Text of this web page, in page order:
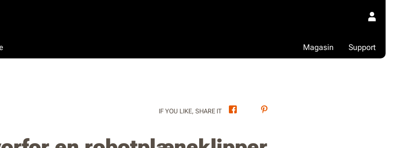
Support
Magasin
IF YOU LIKE, SHARE IT FacebookTwitter